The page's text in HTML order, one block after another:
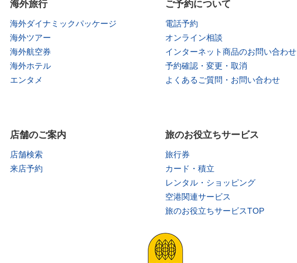
海外旅行
海外ダイナミックパッケージ
海外ツアー
海外航空券
海外ホテル
エンタメ
ご予約について
電話予約
オンライン相談
インターネット商品のお問い合わせ
予約確認・変更・取消
よくあるご質問・お問い合わせ
店舗のご案内
店舗検索
来店予約
旅のお役立ちサービス
旅行券
カード・積立
レンタル・ショッピング
空港関連サービス
旅のお役立ちサービスTOP